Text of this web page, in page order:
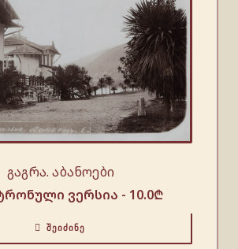
გაგრა. აბანოები
ვერსია - 10.0₾
ᲨᲔᲘᲫᲘᲜᲔ